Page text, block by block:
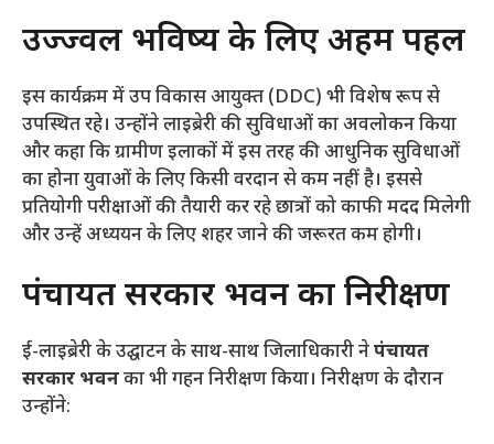
​उज्ज्वल भविष्य के लिए अहम पहल
​इस कार्यक्रम में उप विकास आयुक्त (DDC) भी विशेष रूप से
उपस्थित रहे। उन्होंने लाइब्रेरी की सुविधाओं का अवलोकन किया
और कहा कि ग्रामीण इलाकों में इस तरह की आधुनिक सुविधाओं
का होना युवाओं के लिए किसी वरदान से कम नहीं है। इससे
प्रतियोगी परीक्षाओं की तैयारी कर रहे छात्रों को काफी मदद मिलेगी
और उन्हें अध्ययन के लिए शहर जाने की जरूरत कम होगी।
​पंचायत सरकार भवन का निरीक्षण
​ई-लाइब्रेरी के उद्घाटन के साथ-साथ जिलाधिकारी नेपंचायत
सरकार भवनका भी गहन निरीक्षण किया। निरीक्षण के दौरान
उन्होंने: